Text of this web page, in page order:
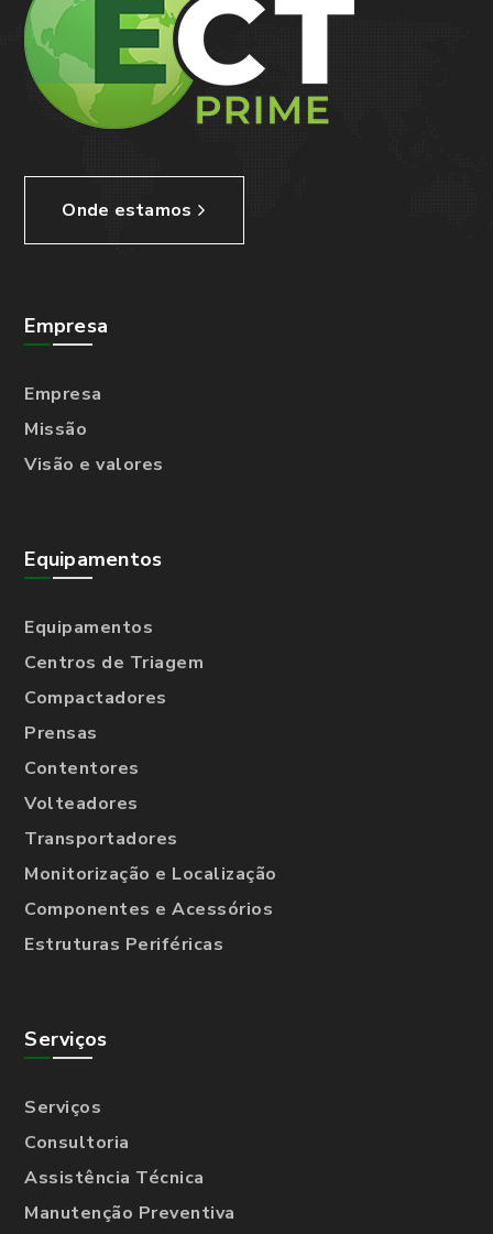
Onde estamos
Empresa
Empresa
Missão
Visão e valores
Equipamentos
Equipamentos
Centros de Triagem
Compactadores
Prensas
Contentores
Volteadores
Transportadores
Monitorização e Localização
Componentes e Acessórios
Estruturas Periféricas
Serviços
Serviços
Consultoria
Assistência Técnica
Manutenção Preventiva